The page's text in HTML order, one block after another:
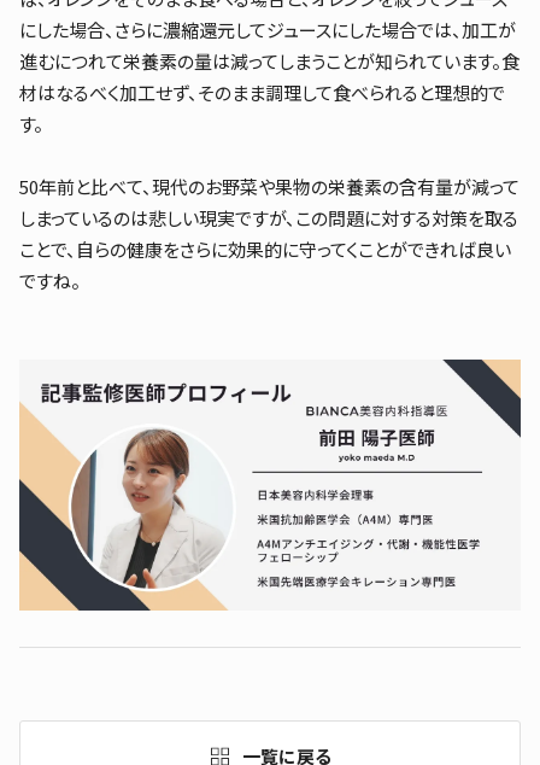
にした場合、さらに濃縮還元してジュースにした場合では、加工が
進むにつれて栄養素の量は減ってしまうことが知られています。食
材はなるべく加工せず、そのまま調理して食べられると理想的で
す。
50年前と比べて、現代のお野菜や果物の栄養素の含有量が減って
しまっているのは悲しい現実ですが、この問題に対する対策を取る
ことで、自らの健康をさらに効果的に守ってくことができれば良い
ですね。
一覧に戻る